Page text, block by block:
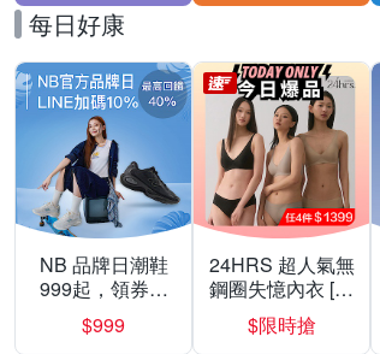
每日好康
NB 品牌日潮鞋
999起，領券折
上折 最高回饋
40%
$999
24HRS 超人氣無
鋼圈失憶內衣 [熱
銷好評]
$限時搶